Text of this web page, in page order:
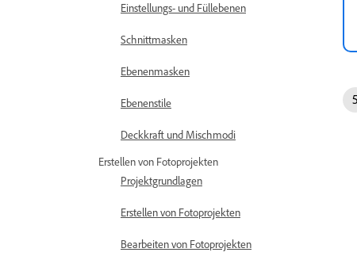
Einstellungs- und Füllebenen
Schnittmasken
Ebenenmasken
Ebenenstile
Deckkraft und Mischmodi
Erstellen von Fotoprojekten
Projektgrundlagen
Erstellen von Fotoprojekten
Bearbeiten von Fotoprojekten